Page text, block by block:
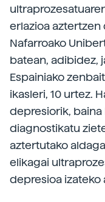
erlazioa aztertzen
Nafarroako
batean, adibidez,
Espainiako
ikasleri, 10 urtez.
depresiorik, baina
diagnostikatu
aztertutako
elikagai
depresioa izateko